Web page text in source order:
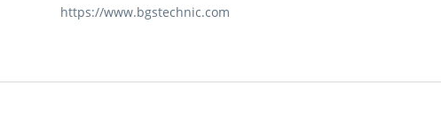
https://www.bgstechnic.com